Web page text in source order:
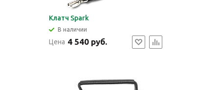
Клатч Spark
В наличии
Цена 4 540 руб.